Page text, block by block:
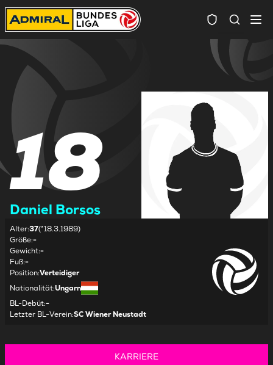
18
Daniel Borsos
Alter:37(*18.3.1989)
Größe:-
Gewicht:-
Fuß:-
Position:Verteidiger
Nationalität:Ungarn
BL-Debüt:-
Letzter BL-Verein:SC Wiener Neustadt
KARRIERE